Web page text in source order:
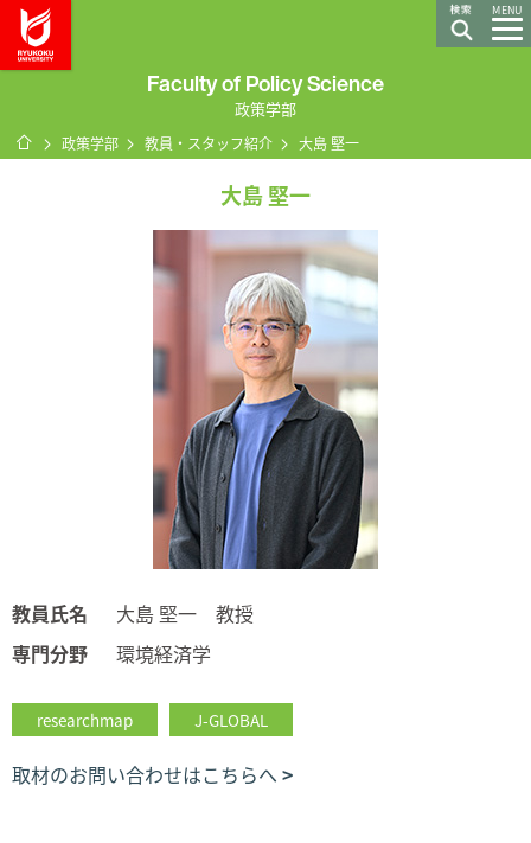
MENU
Faculty of Policy Science
政策学部
ホーム
政策学部 教員・スタッフ紹介 大島 堅一
大島 堅一
教員氏名
大島 堅一 教授
専門分野
環境経済学
researchmap J-GLOBAL
取材のお問い合わせはこちらへ